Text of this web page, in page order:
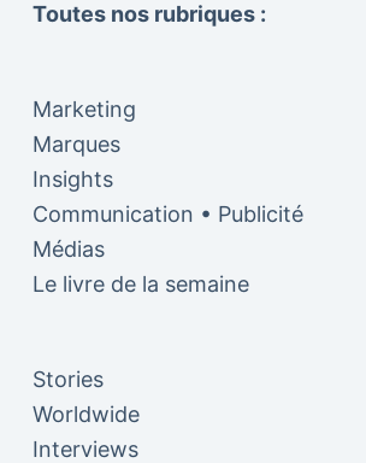
Toutes nos rubriques :
Marketing
Marques
Insights
Communication • Publicité
Médias
Le livre de la semaine
Stories
Worldwide
Interviews